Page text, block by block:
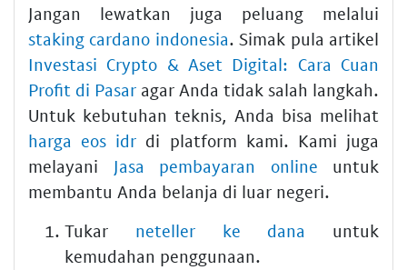
Jangan lewatkan juga peluang melalui
staking cardano indonesia. Simak pula artikel
Investasi Crypto & Aset Digital: Cara Cuan
Profit di Pasar agar Anda tidak salah langkah.
Untuk kebutuhan teknis, Anda bisa melihat
harga eos idr di platform kami. Kami juga
melayani Jasa pembayaran online untuk
membantu Anda belanja di luar negeri.
Tukar neteller ke dana untuk
kemudahan penggunaan.